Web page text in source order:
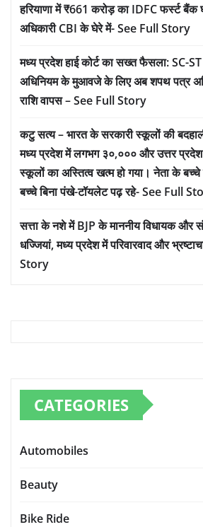
हरियाणा में ₹661 करोड़ का IDFC फर्स्ट बैंक
अधिकारी CBI के घेरे में- See Full Story
मध्य प्रदेश हाई कोर्ट का सख्त फैसला: SC-ST
अधिनियम के मुआवजे के लिए अब शपथ पत्र
राशि वापस – See Full Story
कटु सत्य – भारत के सरकारी स्कूलों की
मध्य प्रदेश में लगभग ३०,००० और उत्तर
स्कूलों का अस्तित्व खत्म हो गया। नेता के बच्चे
बच्चे बिना पंखे-टॉयलेट पढ़ रहे- See Full
सत्ता के नशे में BJP के माननीय विधायक और
धज्जियां, मध्य प्रदेश में परिवारवाद और
Story
CATEGORIES
Automobiles
Beauty
Bike Ride